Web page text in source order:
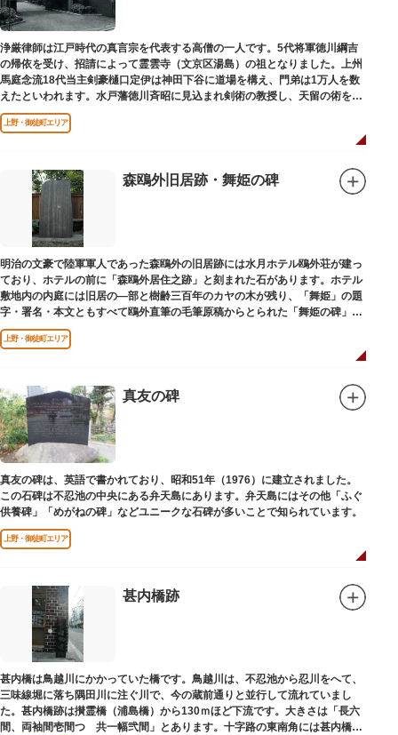
浄厳律師は江戸時代の真言宗を代表する高僧の一人です。5代将軍徳川綱吉
の帰依を受け、招請によって霊雲寺（文京区湯島）の祖となりました。上州
馬庭念流18代当主剣豪樋口定伊は神田下谷に道場を構え、門弟は1万人を数
えたといわれます。水戸藩徳川斉昭に見込まれ剣術の教授し、天留の術を創
案しました。お墓は妙極院（みょうごくいん）にあります。
上野・御徒町エリア
森鴎外旧居跡・舞姫の碑
明治の文豪で陸軍軍人であった森鴎外の旧居跡には水月ホテル鴎外荘が建っ
ており、ホテルの前に「森鴎外居住之跡」と刻まれた石があります。ホテル
敷地内の内庭には旧居の―部と樹齢三百年のカヤの木が残り、「舞姫」の題
字・署名・本文ともすべて鴎外直筆の毛筆原稿からとられた「舞姫の碑」の
文学碑も建っています。
上野・御徒町エリア
真友の碑
真友の碑は、英語で書かれており、昭和51年（1976）に建立されました。
この石碑は不忍池の中央にある弁天島にあります。弁天島にはその他「ふぐ
供養碑」「めがねの碑」などユニークな石碑が多いことで知られています。
上野・御徒町エリア
甚内橋跡
甚内橋は鳥越川にかかっていた橋です。鳥越川は、不忍池から忍川をへて、
三味線堀に落ち隅田川に注ぐ川で、今の蔵前通りと並行して流れていまし
た。甚内橋跡は攅霊橋（浦島橋）から130ｍほど下流です。大きさは「長六
間、両袖間壱間つゞ共一幅弐間」とあります。十字路の東南角には甚内橋跡